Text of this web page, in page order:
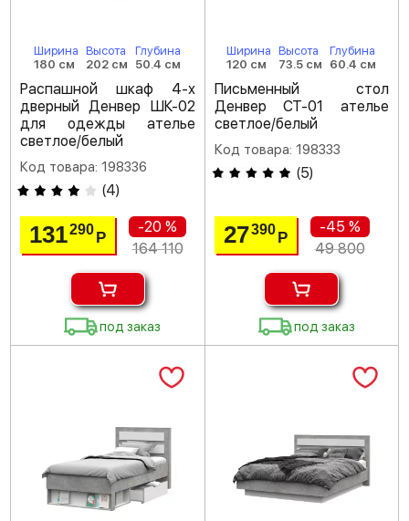
Ширина
180 см
Высота
202 см
Глубина
50.4 см
Распашной шкаф 4-х
дверный Денвер ШК-02
для одежды ателье
светлое/белый
Код товара: 198336
(4)
131290Р
-20 %
164 110
под заказ
Ширина
120 см
Высота
73.5 см
Глубина
60.4 см
Письменный стол
Денвер СТ-01 ателье
светлое/белый
Код товара: 198333
(5)
27390 Р
-45 %
49 800
под заказ